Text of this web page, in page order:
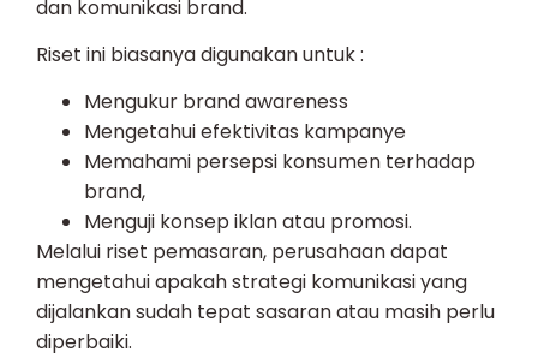
dan komunikasi brand.
Riset ini biasanya digunakan untuk :
Mengukur brand awareness
Mengetahui efektivitas kampanye
Memahami persepsi konsumen terhadap
brand,
Menguji konsep iklan atau promosi.
Melalui riset pemasaran, perusahaan dapat
mengetahui apakah strategi komunikasi yang
dijalankan sudah tepat sasaran atau masih perlu
diperbaiki.